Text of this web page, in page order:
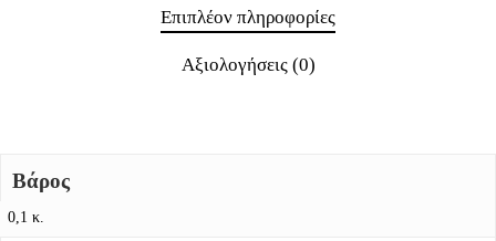
Επιπλέον πληροφορίες
Αξιολογήσεις (0)
Βάρος
0,1 κ.